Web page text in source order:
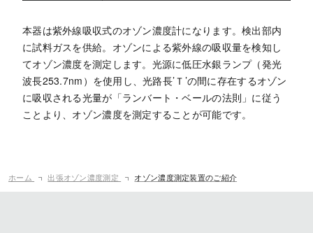
本器は紫外線吸収式のオゾン濃度計になります。検出部内
に試料ガスを供給。オゾンによる紫外線の吸収量を検知し
てオゾン濃度を測定します。光源に低圧水銀ランプ（発光
波長253.7nm）を使用し、光路長’Ｔ’の間に存在するオゾン
に吸収される光量が「ランバート・ベールの法則」に従う
ことより、オゾン濃度を測定することが可能です。
ホーム 出張オゾン濃度測定 オゾン濃度測定装置のご紹介